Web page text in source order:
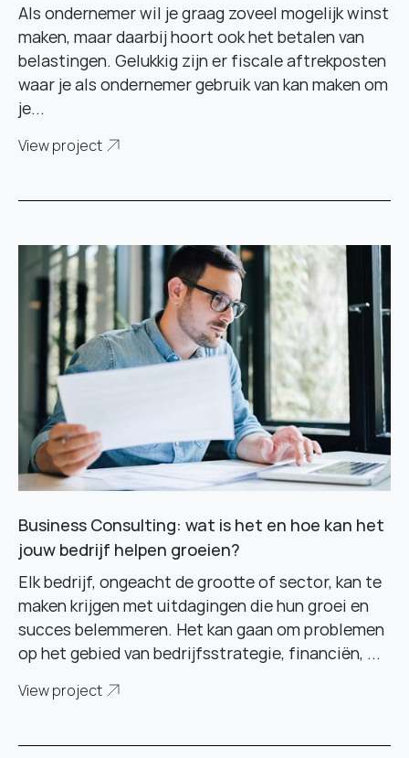
Als ondernemer wil je graag zoveel mogelijk winst
maken, maar daarbij hoort ook het betalen van
belastingen. Gelukkig zijn er fiscale aftrekposten
waar je als ondernemer gebruik van kan maken om
je...
View project
Business Consulting: wat is het en hoe kan het
jouw bedrijf helpen groeien?
Elk bedrijf, ongeacht de grootte of sector, kan te
maken krijgen met uitdagingen die hun groei en
succes belemmeren. Het kan gaan om problemen
op het gebied van bedrijfsstrategie, financiën, ...
View project